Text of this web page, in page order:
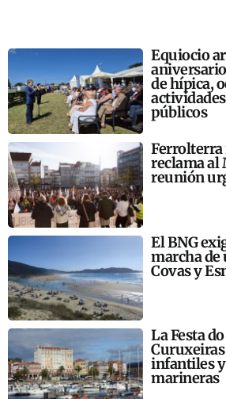
Equiocio
de hípica,
públicos
Ferrolterra
reclama al
reunión
El BNG
marcha de
Covas y
La Festa
infantiles
marineras